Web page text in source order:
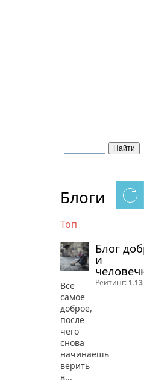
Блоги
Топ
Блог
и
Все
самое
доброе,
после
чего
снова
начинаешь
верить
в...
Рейтинг: 1.13